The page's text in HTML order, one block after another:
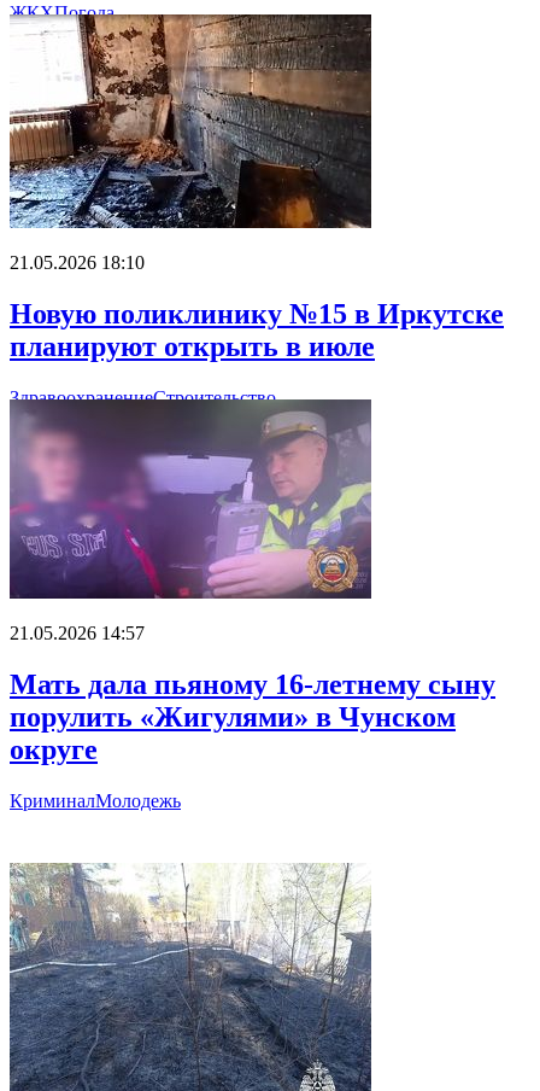
ЖКХПогода
21.05.2026 18:10
Новую поликлинику №15 в Иркутске
планируют открыть в июле
ЗдравоохранениеСтроительство
21.05.2026 14:57
Мать дала пьяному 16-летнему сыну
порулить «Жигулями» в Чунском
округе
КриминалМолодежь